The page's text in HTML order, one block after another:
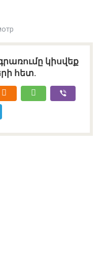
կիսվեք
հետ.